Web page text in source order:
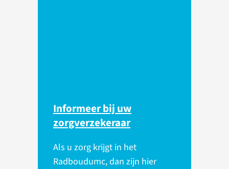
Informeer bij uw
zorgverzekeraar
Als u zorg krijgt in het
Radboudumc, dan zijn hier